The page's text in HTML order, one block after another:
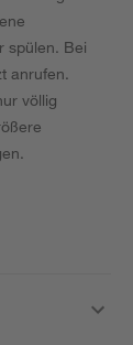
spülen. Bei
anrufen.
völlig